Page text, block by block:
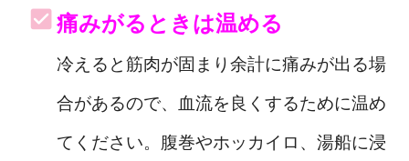
痛みがるときは温める
冷えると筋肉が固まり余計に痛みが出る場
合があるので、血流を良くするために温め
てください。腹巻やホッカイロ、湯船に浸